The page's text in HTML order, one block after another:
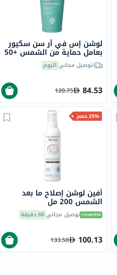
لوشن إس في آر سن سكيور
بعامل حماية من الشمس +50
ل بعد التعرض للشمس، مرمم
و مهدئ - 200 مل
توصيل مجاني اليوم
84.53
120.75
25% خصم
أفين لوشن إصلاح ما بعد
الشمس 200 مل
توصيل مجاني60 دقيقة
100.13
133.50